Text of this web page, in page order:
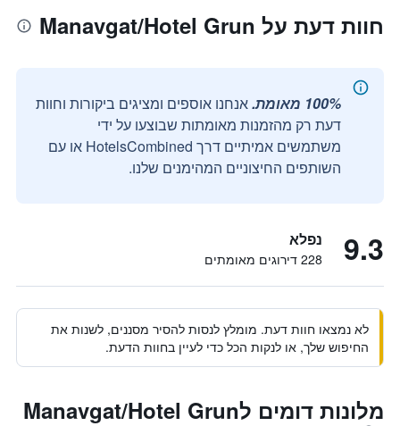
חוות דעת על Manavgat/Hotel Grun
100% מאומת.
אנחנו אוספים ומציגים ביקורות וחוות
דעת רק מהזמנות מאומתות שבוצעו על ידי
משתמשים אמיתיים דרך HotelsCombined או עם
השותפים החיצוניים המהימנים שלנו.
9.3 נפלא
228 דירוגים מאומתים
לא נמצאו חוות דעת. מומלץ לנסות להסיר מסננים, לשנות את
החיפוש שלך, או לנקות הכל כדי לעיין בחוות הדעת.
מלונות דומים לManavgat/Hotel Grun